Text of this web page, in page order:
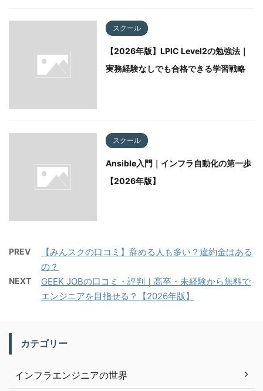
スクール
【2026年版】LPIC Level2の勉強法｜
実務経験なしでも合格できる学習戦略
スクール
Ansible入門｜インフラ自動化の第一歩
【2026年版】
PREV
【みんスクの口コミ】辞める人も多い？違約金はある
の？
NEXT
GEEK JOBの口コミ・評判｜高卒・未経験から無料で
エンジニアを目指せる？【2026年版】
カテゴリー
インフラエンジニアの世界